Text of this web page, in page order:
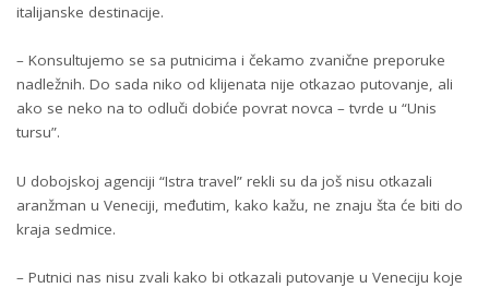
italijanske destinacije.
– Konsultujemo se sa putnicima i čekamo zvanične preporuke
nadležnih. Do sada niko od klijenata nije otkazao putovanje, ali
ako se neko na to odluči dobiće povrat novca – tvrde u “Unis
tursu”.
U dobojskoj agenciji “Istra travel” rekli su da još nisu otkazali
aranžman u Veneciji, međutim, kako kažu, ne znaju šta će biti do
kraja sedmice.
– Putnici nas nisu zvali kako bi otkazali putovanje u Veneciju koje